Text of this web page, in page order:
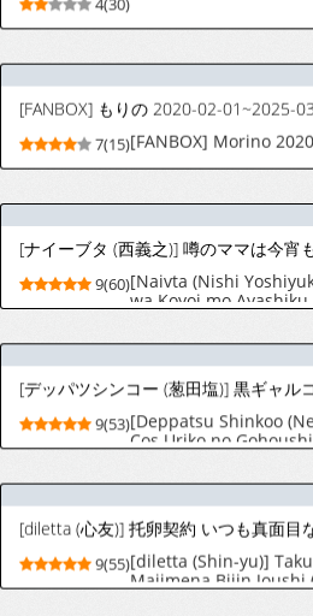
wa Koyoi mo
Cos Uriko no
9(55)[diletta (Shin-yu)]
Naze ka Takuran o
Enryonaku Haramase
[diletta (旅口工路)] 美少女秘密倶楽部2
9(52)[diletta (旅口工路)] 美
2【CASE 花山 澄玲】
[かんろ堂アート] 敗北対魔師ゴブリン